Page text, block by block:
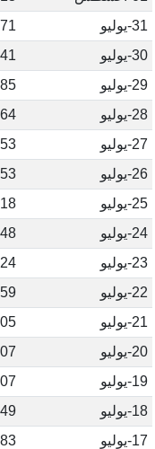
31-يوليو
30-يوليو
29-يوليو
28-يوليو
27-يوليو
26-يوليو
25-يوليو
24-يوليو
23-يوليو
22-يوليو
21-يوليو
20-يوليو
19-يوليو
18-يوليو
17-يوليو